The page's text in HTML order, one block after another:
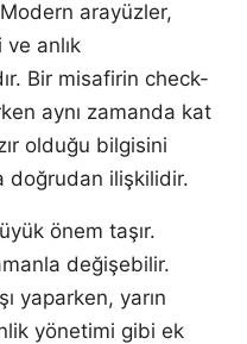
arayüzler,
anlık
Bir misafirin check-
aynı zamanda kat
olduğu bilgisini
doğrudan ilişkilidir.
önem taşır.
değişebilir.
yaparken, yarın
yönetimi gibi ek